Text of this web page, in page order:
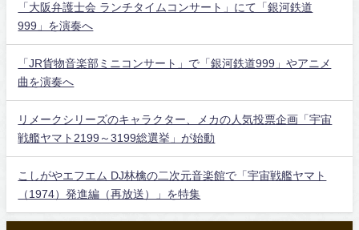
「大阪弁護士会 ランチタイムコンサート」にて「銀河鉄道
999」を演奏へ
「JR貨物音楽部ミニコンサート」で「銀河鉄道999」やアニメ
曲を演奏へ
リメークシリーズのキャラクター、メカの人気投票企画「宇宙
戦艦ヤマト2199～3199総選挙」が始動
こしがやエフエム DJ林檎の二次元音楽館で「宇宙戦艦ヤマト
（1974）発進編（再放送）」を特集